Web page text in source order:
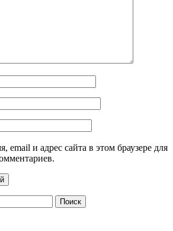
email и адрес сайта в этом браузере для